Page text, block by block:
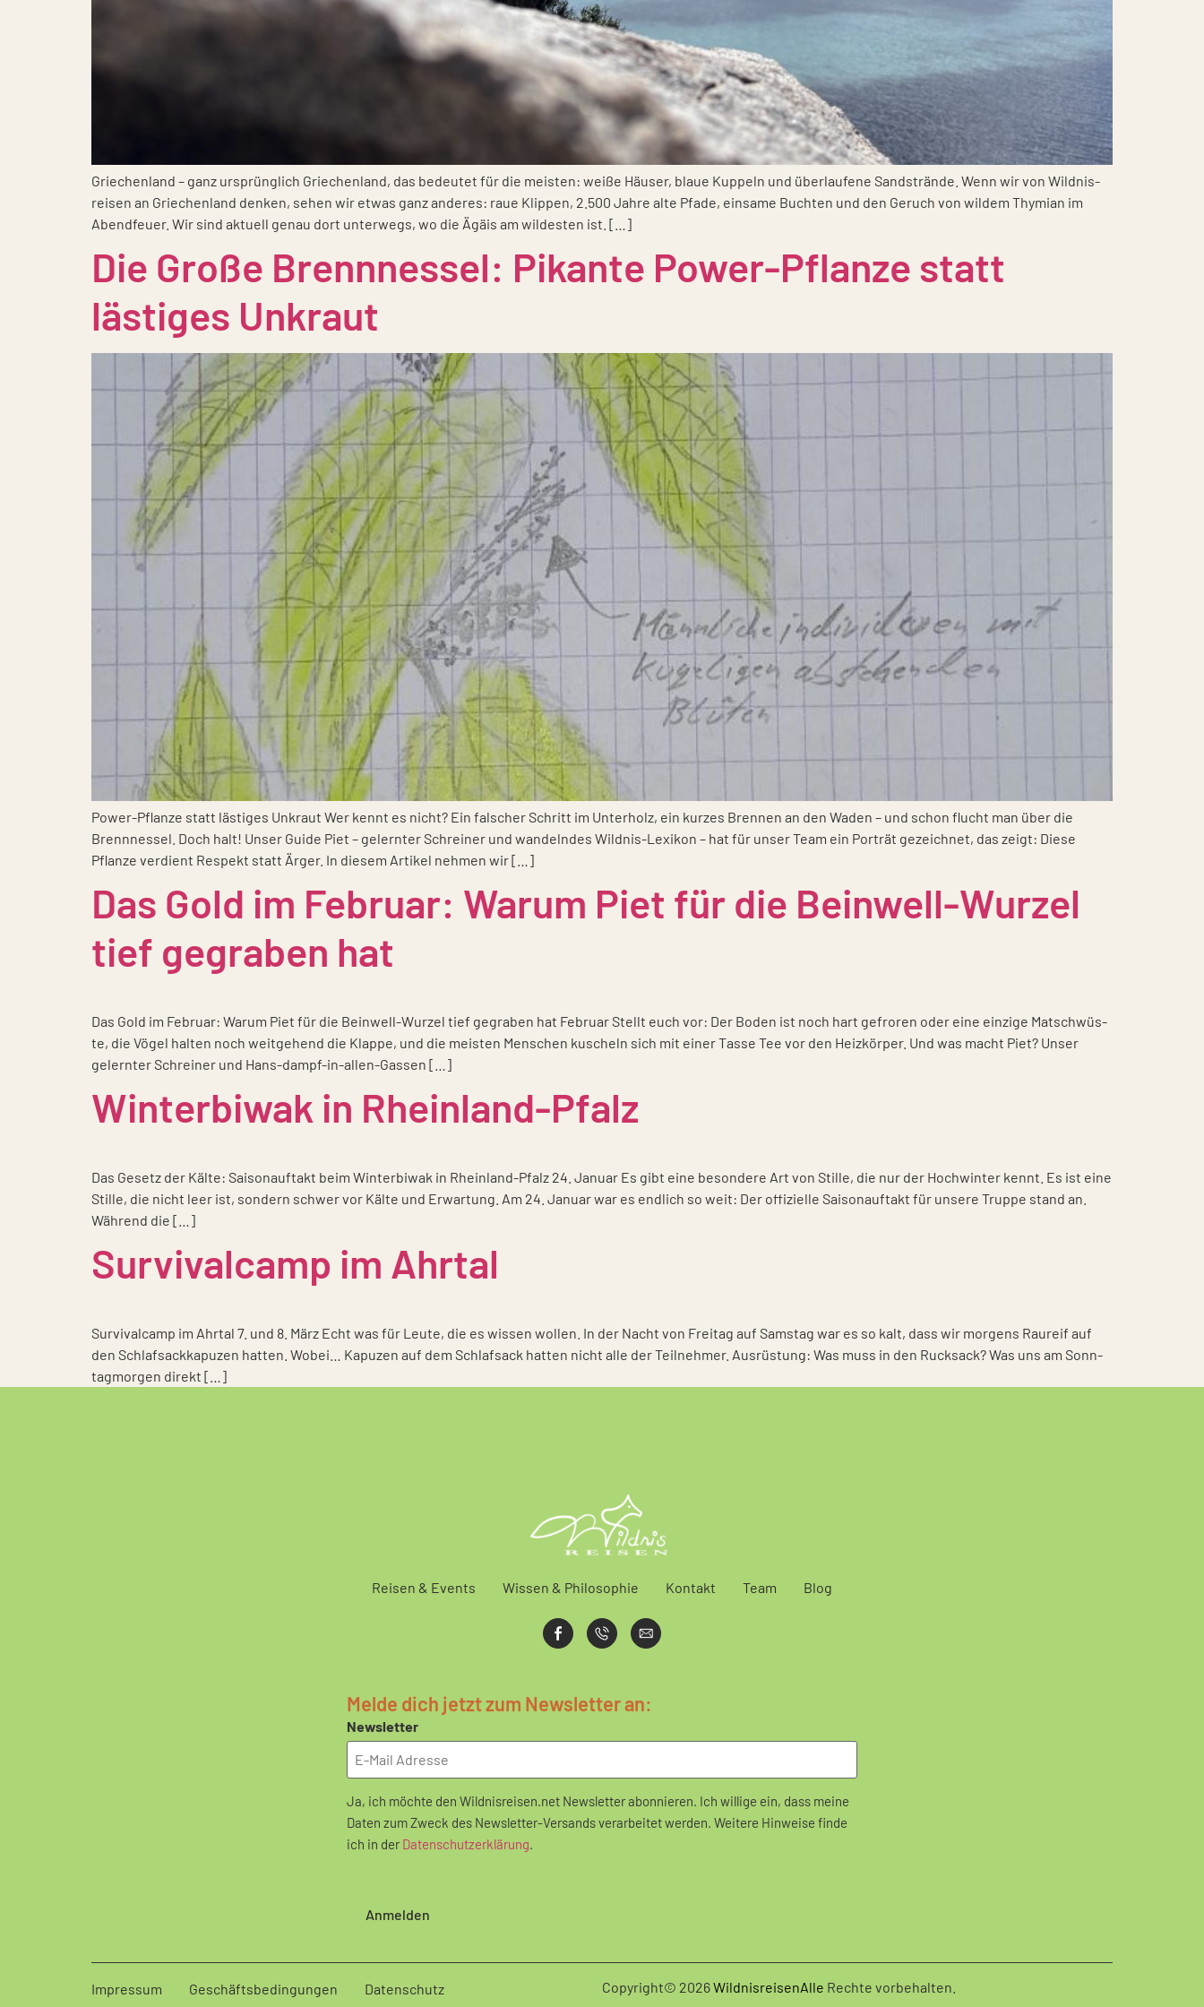
Grie­chen­land – ganz ursprüng­lich Grie­chen­land, das bedeu­tet für die meis­ten: wei­ße Häu­ser, blaue Kup­peln und über­lau­fe­ne Sand­strän­de. Wenn wir von Wild­nis­
rei­sen an Grie­chen­land den­ken, sehen wir etwas ganz ande­res: raue Klip­pen, 2.500 Jah­re alte Pfa­de, ein­sa­me Buch­ten und den Geruch von wil­dem Thy­mi­an im
Abend­feu­er. Wir sind aktu­ell genau dort unter­wegs, wo die Ägä­is am wil­des­ten ist. […]
Die Große Brennnessel: Pikante Power-Pflanze statt
lästiges Unkraut
Power-Pflan­­ze statt läs­ti­ges Unkraut Wer kennt es nicht? Ein fal­scher Schritt im Unter­holz, ein kur­zes Bren­nen an den Waden – und schon flucht man über die
Brenn­nes­sel. Doch halt! Unser Gui­de Piet – gelern­ter Schrei­ner und wan­deln­des Wil­d­­nis-Lexi­­kon – hat für unser Team ein Por­trät gezeich­net, das zeigt: Die­se
Pflan­ze ver­dient Respekt statt Ärger. In die­sem Arti­kel neh­men wir […]
Das Gold im Februar: Warum Piet für die Beinwell-Wurzel
tief gegraben hat
Das Gold im Febru­ar: War­um Piet für die Bein­well-Wur­zel tief gegra­ben hat Febru­ar Stellt euch vor: Der Boden ist noch hart gefro­ren oder eine ein­zi­ge Mat­schwüs­
te, die Vögel hal­ten noch weit­ge­hend die Klap­pe, und die meis­ten Men­schen kuscheln sich mit einer Tas­se Tee vor den Heiz­kör­per. Und was macht Piet? Unser
gelern­ter Schrei­ner und Hans-dampf-in-allen-Gas­­sen […]
Winterbiwak in Rheinland-Pfalz
Das Gesetz der Käl­te: Sai­son­auf­takt beim Win­ter­bi­wak in Rhein­land-Pfalz 24. Janu­ar Es gibt eine beson­de­re Art von Stil­le, die nur der Hoch­win­ter kennt. Es ist eine
Stil­le, die nicht leer ist, son­dern schwer vor Käl­te und Erwar­tung. Am 24. Janu­ar war es end­lich so weit: Der offi­zi­el­le Sai­son­auf­takt für unse­re Trup­pe stand an.
Wäh­rend die […]
Survivalcamp im Ahrtal
Sur­vi­val­camp im Ahrtal 7. und 8. März Echt was für Leu­te, die es wis­sen wol­len. In der Nacht von Frei­tag auf Sams­tag war es so kalt, dass wir mor­gens Rau­reif auf
den Schlaf­sack­ka­pu­zen hat­ten. Wobei… Kapu­zen auf dem Schlaf­sack hat­ten nicht alle der Teil­neh­mer. Aus­rüs­tung: Was muss in den Ruck­sack? Was uns am Sonn­
tag­mor­gen direkt […]
Reisen & Events Wissen & Philosophie Kontakt Team Blog
Melde dich jetzt zum Newsletter an:
Newsletter
Ja, ich möchte den Wildnisreisen.net Newsletter abonnieren. Ich willige ein, dass meine
Daten zum Zweck des Newsletter-Versands verarbeitet werden. Weitere Hinweise finde
ich in der Datenschutzerklärung.
Impressum Geschäftsbedingungen
Datenschutz
Copyright© 2026WildnisreisenAlle Rechte vorbehalten.